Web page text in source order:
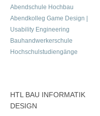
Abendschule Hochbau
Abendkolleg Game Design |
Usability Engineering
Bauhandwerkerschule
Hochschulstudiengänge
HTL BAU INFORMATIK
DESIGN